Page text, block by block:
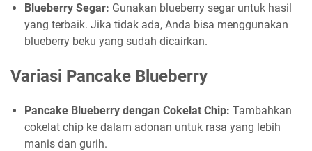
Blueberry Segar: Gunakan blueberry segar untuk hasil
yang terbaik. Jika tidak ada, Anda bisa menggunakan
blueberry beku yang sudah dicairkan.
Variasi Pancake Blueberry
Pancake Blueberry dengan Cokelat Chip: Tambahkan
cokelat chip ke dalam adonan untuk rasa yang lebih
manis dan gurih.